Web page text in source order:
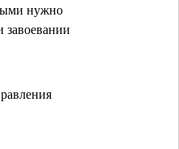
нужно
завоевании